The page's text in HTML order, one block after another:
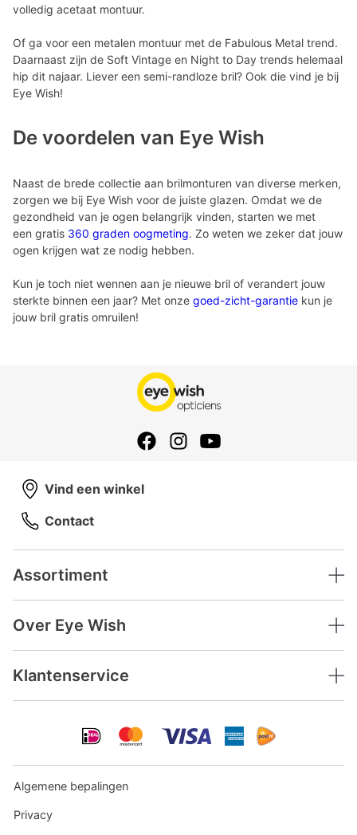
volledig acetaat montuur.
Of ga voor een metalen montuur met de Fabulous Metal trend.
Daarnaast zijn de Soft Vintage en Night to Day trends helemaal
hip dit najaar. Liever een semi-randloze bril? Ook die vind je bij
Eye Wish!
De voordelen van Eye Wish
Naast de brede collectie aan brilmonturen van diverse merken,
zorgen we bij Eye Wish voor de juiste glazen. Omdat we de
gezondheid van je ogen belangrijk vinden, starten we met
een gratis 360 graden oogmeting. Zo weten we zeker dat jouw
ogen krijgen wat ze nodig hebben.
Kun je toch niet wennen aan je nieuwe bril of verandert jouw
sterkte binnen een jaar? Met onze goed-zicht-garantie kun je
jouw bril gratis omruilen!
Assortiment
Over Eye Wish
Klantenservice
Vind een winkel
Contact
Algemene bepalingen
Privacy